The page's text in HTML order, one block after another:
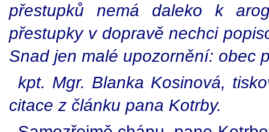
přestupků nemá daleko k
přestupky v dopravě nechci
Snad jen malé upozornění: obec
kpt. Mgr. Blanka Kosinová,
citace z článku pana Kotrby.